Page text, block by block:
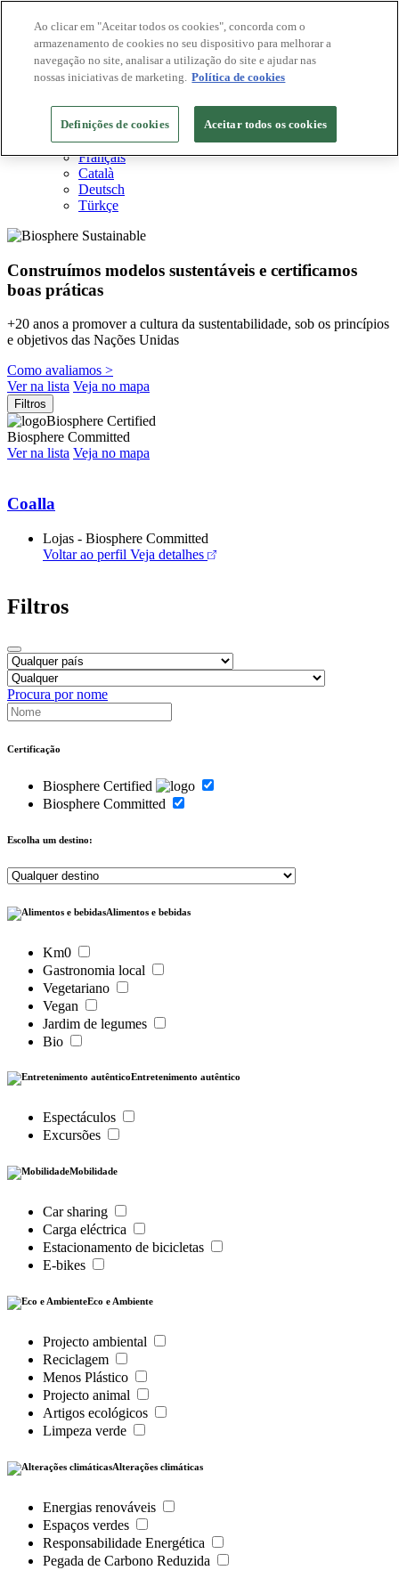
Destinos Biosphere
Empresas Biosphere
Como avaliamos
PT
English
Español
Français
Català
Deutsch
Türkçe
Construímos modelos sustentáveis ​​e certificamos
boas práticas
+20 anos a promover a cultura da sustentabilidade, sob os princípios
e objetivos das Nações Unidas
Como avaliamos >
Ver na lista Veja no mapa
Filtros
Biosphere Certified
Biosphere Committed
Ver na lista Veja no mapa
Coalla
Lojas - Biosphere Committed
Voltar ao perfil Veja detalhes
Filtros
Procura por nome
Certificação
Biosphere Certified
Biosphere Committed
Escolha um destino:
Alimentos e bebidas
Km0
Gastronomia local
Vegetariano
Vegan
Jardim de legumes
Bio
Entretenimento autêntico
Espectáculos
Excursões
Mobilidade
Car sharing
Carga eléctrica
Estacionamento de bicicletas
E-bikes
Eco e Ambiente
Projecto ambiental
Reciclagem
Menos Plástico
Projecto animal
Artigos ecológicos
Limpeza verde
Alterações climáticas
Energias renováveis
Espaços verdes
Responsabilidade Energética
Pegada de Carbono Reduzida
Ao clicar em "Aceitar todos os cookies", concorda com o
armazenamento de cookies no seu dispositivo para melhorar a
navegação no site, analisar a utilização do site e ajudar nas
nossas iniciativas de marketing. Política de cookies
Definições de cookies Aceitar todos os cookies